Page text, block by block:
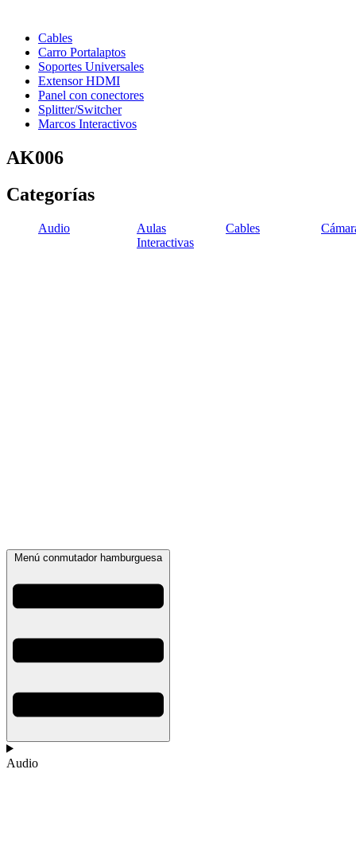
Cables
Carro Portalaptos
Soportes Universales
Extensor HDMI
Panel con conectores
Splitter/Switcher
Marcos Interactivos
AK006
Categorías
Audio
Aulas
Interactivas
Cables
Menú conmutador hamburguesa
Audio